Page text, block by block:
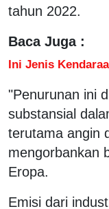
tahun 2022.
Baca Juga :
Ini Jenis
"Penurunan ini
substansial
terutama angin
mengorbankan
Eropa.
Emisi dari